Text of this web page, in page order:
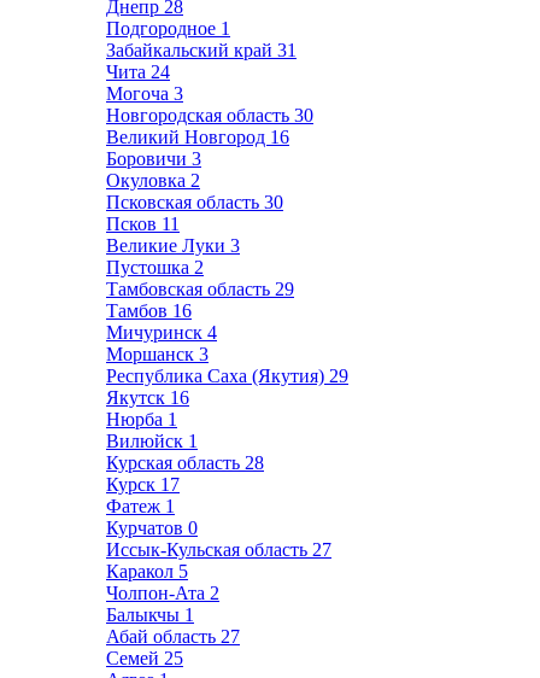
Днепр 28
Подгородное 1
Забайкальский край 31
Чита 24
Могоча 3
Новгородская область 30
Великий Новгород 16
Боровичи 3
Окуловка 2
Псковская область 30
Псков 11
Великие Луки 3
Пустошка 2
Тамбовская область 29
Тамбов 16
Мичуринск 4
Моршанск 3
Республика Саха (Якутия) 29
Якутск 16
Нюрба 1
Вилюйск 1
Курская область 28
Курск 17
Фатеж 1
Курчатов 0
Иссык-Кульская область 27
Каракол 5
Чолпон-Ата 2
Балыкчы 1
Абай область 27
Семей 25